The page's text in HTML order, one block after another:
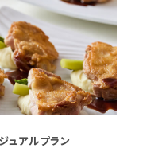
ュアルプラン